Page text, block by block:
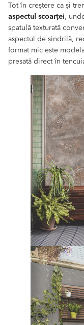
Tot în creștere ca și
aspectul scoarței,
spatulă texturată
aspectul de șindrilă,
format mic este
presată direct în